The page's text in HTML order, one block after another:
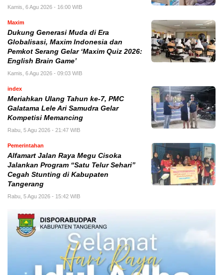
Kamis, 6 Agu 2026 - 16:00 WIB
Maxim
Dukung Generasi Muda di Era
Globalisasi, Maxim Indonesia dan
Pemkot Serang Gelar ‘Maxim Quiz 2026:
English Brain Game’
Kamis, 6 Agu 2026 - 09:03 WIB
index
Meriahkan Ulang Tahun ke-7, PMC
Galatama Lele Ari Samudra Gelar
Kompetisi Memancing
Rabu, 5 Agu 2026 - 21:47 WIB
Pemerintahan
Alfamart Jalan Raya Megu Cisoka
Jalankan Program “Satu Telur Sehari”
Cegah Stunting di Kabupaten
Tangerang
Rabu, 5 Agu 2026 - 15:42 WIB